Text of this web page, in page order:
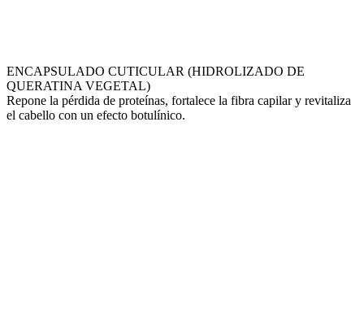
ENCAPSULADO CUTICULAR (HIDROLIZADO DE
QUERATINA VEGETAL)
Repone la pérdida de proteínas, fortalece la fibra capilar y revitaliza
el cabello con un efecto botulínico.